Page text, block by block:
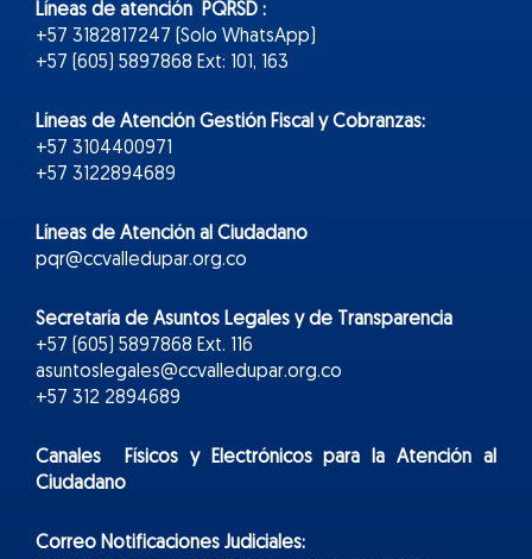
Líneas de atención PQRSD :
+57 3182817247 (Solo WhatsApp)
+57 (605) 5897868 Ext: 101, 163
Líneas de Atención Gestión Fiscal y Cobranzas:
+57 3104400971
+57 3122894689
Líneas de Atención al Ciudadano
pqr@ccvalledupar.org.co
Secretaría de Asuntos Legales y de Transparencia
+57 (605) 5897868 Ext. 116
asuntoslegales@ccvalledupar.org.co
+57 312 2894689
Canales Físicos yElectrónicospara la Atención al
Ciudadano
Correo Notificaciones Judiciales: